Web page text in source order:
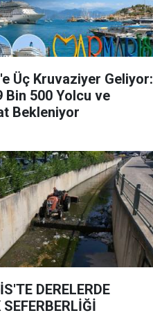
Üç Kruvaziyer Geliyor:
Bin 500 Yolcu ve
Bekleniyor
DERELERDE